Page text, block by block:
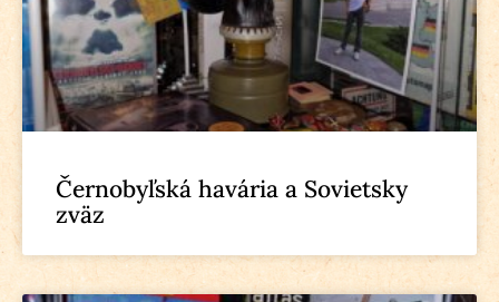
Černobyľská havária a Sovietsky
zväz